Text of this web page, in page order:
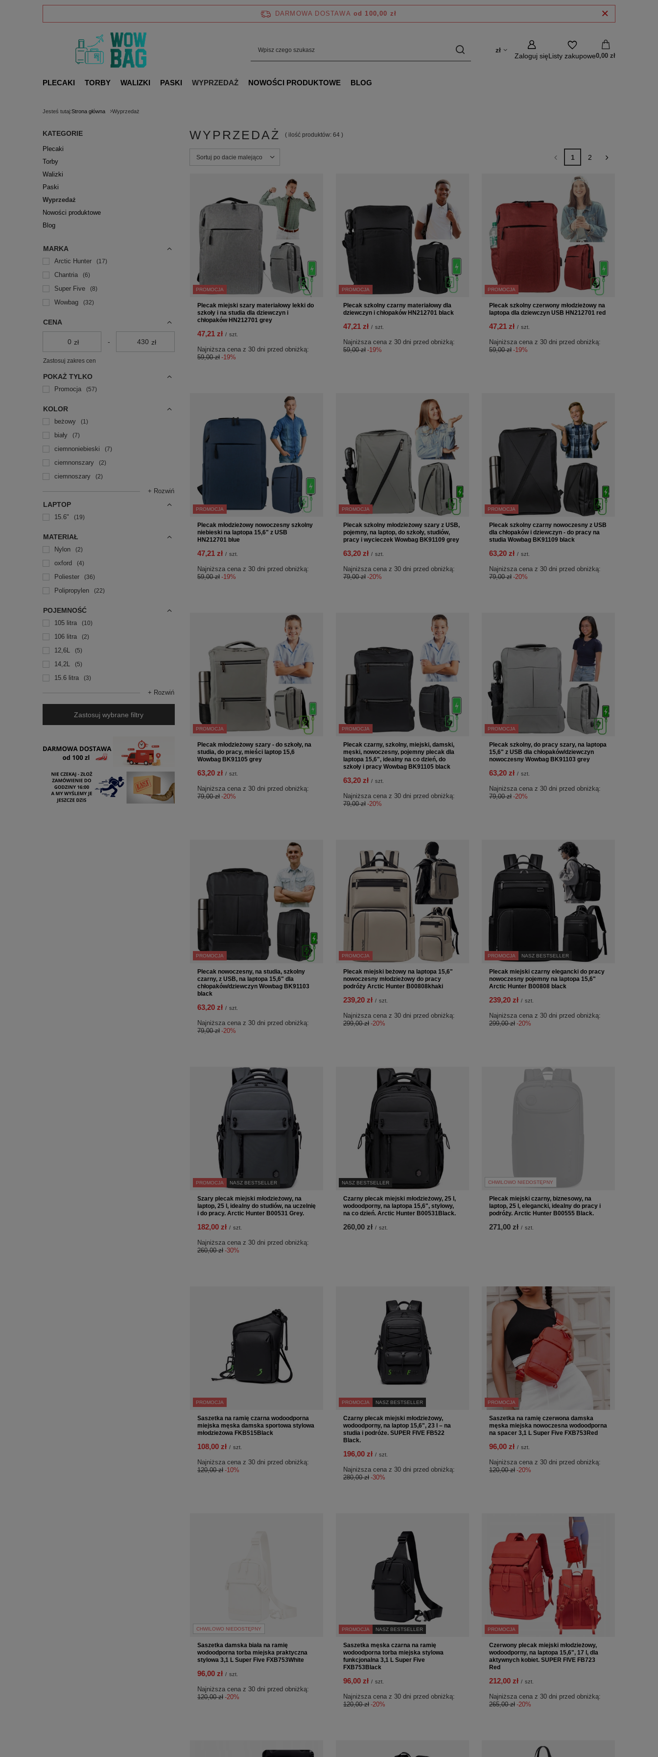
DARMOWA DOSTAWA od 100,00 zł
zł
Zaloguj sięListy zakupowe0,00 zł
PLECAKI TORBY WALIZKI PASKI WYPRZEDAŻ NOWOŚCI PRODUKTOWE BLOG
Jesteś tutaj:Strona główna Wyprzedaż
KATEGORIE
Plecaki
Torby
Walizki
Paski
Wyprzedaż
Nowości produktowe
Blog
MARKA
Arctic Hunter 17
Chantria 6
Super Five 8
Wowbag 32
CENA
zł - zł
Zastosuj zakres cen
POKAŻ TYLKO
Promocja 57
KOLOR
beżowy 1
biały 7
ciemnoniebieski 7
ciemnonszary 2
ciemnoszary 2
+ Rozwiń
LAPTOP
15.6" 19
MATERIAŁ
Nylon 2
oxford 4
Poliester 36
Polipropylen 22
POJEMNOŚĆ
105 litra 10
106 litra 2
12,6L 5
14,2L 5
15.6 litra 3
+ Rozwiń
Zastosuj wybrane filtry
WYPRZEDAŻ ( ilość produktów: 64 )
Zmień sortowanie
Sortuj po dacie malejąco 1 2
PROMOCJA
Plecak miejski szary materiałowy lekki do
szkoły i na studia dla dziewczyn i
chłopaków HN212701 grey
47,21 zł / szt.
Najniższa cena z 30 dni przed obniżką:
59,00 zł -19%
PROMOCJA
Plecak szkolny czarny materiałowy dla
dziewczyn i chłopaków HN212701 black
47,21 zł / szt.
Najniższa cena z 30 dni przed obniżką:
59,00 zł -19%
PROMOCJA
Plecak szkolny czerwony młodzieżowy na
laptopa dla dziewczyn USB HN212701 red
47,21 zł / szt.
Najniższa cena z 30 dni przed obniżką:
59,00 zł -19%
PROMOCJA
Plecak młodzieżowy nowoczesny szkolny
niebieski na laptopa 15,6" z USB
HN212701 blue
47,21 zł / szt.
Najniższa cena z 30 dni przed obniżką:
59,00 zł -19%
PROMOCJA
Plecak szkolny młodzieżowy szary z USB,
pojemny, na laptop, do szkoły, studiów,
pracy i wycieczek Wowbag BK91109 grey
63,20 zł / szt.
Najniższa cena z 30 dni przed obniżką:
79,00 zł -20%
PROMOCJA
Plecak szkolny czarny nowoczesny z USB
dla chłopaków i dziewczyn - do pracy na
studia Wowbag BK91109 black
63,20 zł / szt.
Najniższa cena z 30 dni przed obniżką:
79,00 zł -20%
PROMOCJA
Plecak młodzieżowy szary - do szkoły, na
studia, do pracy, mieści laptop 15,6
Wowbag BK91105 grey
63,20 zł / szt.
Najniższa cena z 30 dni przed obniżką:
79,00 zł -20%
PROMOCJA
Plecak czarny, szkolny, miejski, damski,
męski, nowoczesny, pojemny plecak dla
laptopa 15,6", idealny na co dzień, do
szkoły i pracy Wowbag BK91105 black
63,20 zł / szt.
Najniższa cena z 30 dni przed obniżką:
79,00 zł -20%
PROMOCJA
Plecak szkolny, do pracy szary, na laptopa
15,6" z USB dla chłopaków/dziewczyn
nowoczesny Wowbag BK91103 grey
63,20 zł / szt.
Najniższa cena z 30 dni przed obniżką:
79,00 zł -20%
PROMOCJA
Plecak nowoczesny, na studia, szkolny
czarny, z USB, na laptopa 15,6" dla
chłopaków/dziewczyn Wowbag BK91103
black
63,20 zł / szt.
Najniższa cena z 30 dni przed obniżką:
79,00 zł -20%
PROMOCJA
Plecak miejski beżowy na laptopa 15,6"
nowoczesny młodzieżowy do pracy
podróży Arctic Hunter B00808khaki
239,20 zł / szt.
Najniższa cena z 30 dni przed obniżką:
299,00 zł -20%
PROMOCJA NASZ BESTSELLER
Plecak miejski czarny elegancki do pracy
nowoczesny pojemny na laptopa 15,6"
Arctic Hunter B00808 black
239,20 zł / szt.
Najniższa cena z 30 dni przed obniżką:
299,00 zł -20%
PROMOCJA NASZ BESTSELLER
Szary plecak miejski młodzieżowy, na
laptop, 25 l, idealny do studiów, na uczelnię
i do pracy. Arctic Hunter B00531 Grey.
182,00 zł / szt.
Najniższa cena z 30 dni przed obniżką:
260,00 zł -30%
NASZ BESTSELLER
Czarny plecak miejski młodzieżowy, 25 l,
wodoodporny, na laptopa 15,6", stylowy,
na co dzień. Arctic Hunter B00531Black.
260,00 zł / szt.
CHWILOWO NIEDOSTĘPNY
Plecak miejski czarny, biznesowy, na
laptop, 25 l, elegancki, idealny do pracy i
podróży. Arctic Hunter B00555 Black.
271,00 zł / szt.
PROMOCJA
Saszetka na ramię czarna wodoodporna
miejska męska damska sportowa stylowa
młodzieżowa FKB515Black
108,00 zł / szt.
Najniższa cena z 30 dni przed obniżką:
120,00 zł -10%
PROMOCJA NASZ BESTSELLER
Czarny plecak miejski młodzieżowy,
wodoodporny, na laptop 15,6", 23 l – na
studia i podróże. SUPER FIVE FB522
Black.
196,00 zł / szt.
Najniższa cena z 30 dni przed obniżką:
280,00 zł -30%
PROMOCJA
Saszetka na ramię czerwona damska
męska miejska nowoczesna wodoodporna
na spacer 3,1 L Super Five FXB753Red
96,00 zł / szt.
Najniższa cena z 30 dni przed obniżką:
120,00 zł -20%
CHWILOWO NIEDOSTĘPNY
Saszetka damska biała na ramię
wodoodporna torba miejska praktyczna
stylowa 3,1 L Super Five FXB753White
96,00 zł / szt.
Najniższa cena z 30 dni przed obniżką:
120,00 zł -20%
PROMOCJA NASZ BESTSELLER
Saszetka męska czarna na ramię
wodoodporna torba miejska stylowa
funkcjonalna 3,1 L Super Five
FXB753Black
96,00 zł / szt.
Najniższa cena z 30 dni przed obniżką:
120,00 zł -20%
PROMOCJA
Czerwony plecak miejski młodzieżowy,
wodoodporny, na laptopa 15,6", 17 l, dla
aktywnych kobiet. SUPER FIVE FB723
Red
212,00 zł / szt.
Najniższa cena z 30 dni przed obniżką:
265,00 zł -20%